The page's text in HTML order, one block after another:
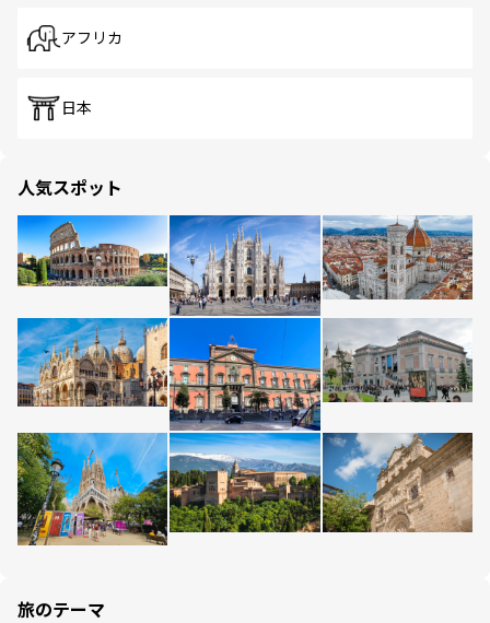
アフリカ
日本
人気スポット
旅のテーマ